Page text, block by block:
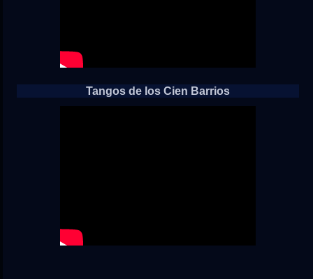
Tangos de los Cien Barrios